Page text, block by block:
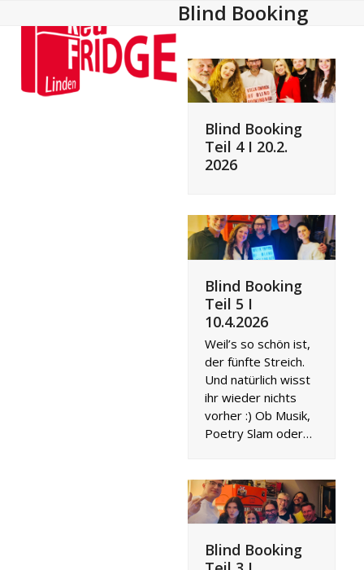
mobile
mobile
Blind Booking
Blind Booking
Teil 4 I 20.2.
2026
Blind Booking
Teil 5 I
10.4.2026
Weil’s so schön ist,
der fünfte Streich.
Und natürlich wisst
ihr wieder nichts
vorher :) Ob Musik,
Poetry Slam oder…
Blind Booking